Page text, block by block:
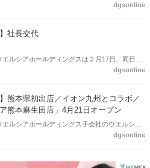
本忠久氏）は２月19日から、グループのウエル
相談(遠隔健康医療相談)サービスの提供を開始
みの(本社:東京都豊島区、理事長:弓野大氏)との
dgsonline
社長交代
エルシアホールディングスは２月17日、同日開
、⼦会社であるウエルシア薬局の代表者異動に
dgsonline
熊本県初出店／イオン九州とコラボ／
熊本麻生田店」4月21日オープン
エルシアホールディングス子会社のウエルシア
本県初出店となる「ウエルシア熊本麻生田店」
dgsonline